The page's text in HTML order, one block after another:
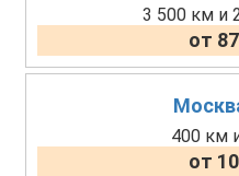
3 500 км и
от
400 км
от